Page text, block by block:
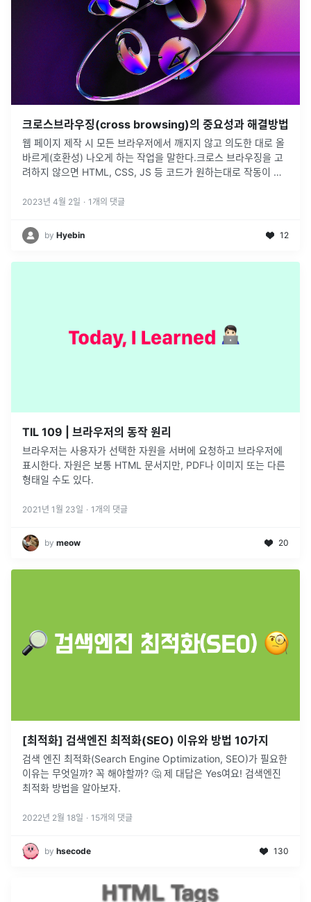
크로스브라우징(cross browsing)의 중요성과 해결방법
웹 페이지 제작 시 모든 브라우저에서 깨지지 않고 의도한 대로 올
바르게(호환성) 나오게 하는 작업을 말한다.크로스 브라우징을 고
려하지 않으면 HTML, CSS, JS 등 코드가 원하는대로 작동이 안
2023년 4월 2일 · 1 개의 댓글
by Hyebin 12
TIL 109 | 브라우저의 동작 원리
브라우저는 사용자가 선택한 자원을 서버에 요청하고 브라우저에
표시한다. 자원은 보통 HTML 문서지만, PDF나 이미지 또는 다른
형태일 수도 있다.
2021년 1월 23일 · 1 개의 댓글
by meow 20
[최적화] 검색엔진 최적화(SEO) 이유와 방법 10가지
검색 엔진 최적화(Search Engine Optimization, SEO)가 필요한
이유는 무엇일까? 꼭 해야할까? 🤔 제 대답은 Yes여요! 검색엔진
최적화 방법을 알아보자.
2022년 2월 18일 · 15개의 댓글
by hsecode 130